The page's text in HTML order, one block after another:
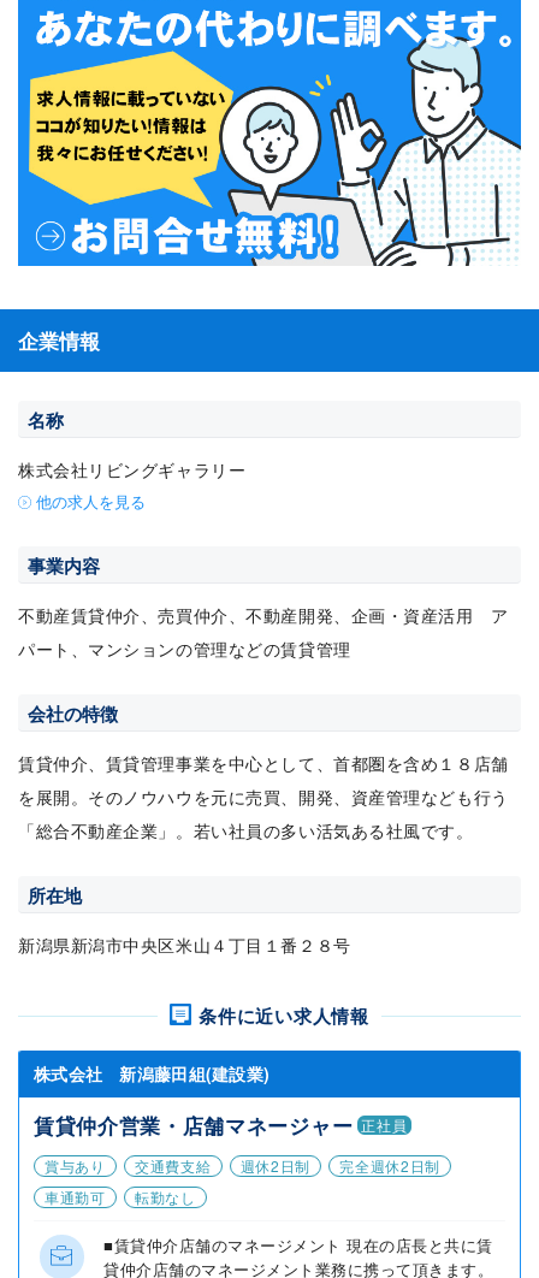
企業情報
名称
株式会社リビングギャラリー
他の求人を見る
事業内容
不動産賃貸仲介、売買仲介、不動産開発、企画・資産活用 ア
パート、マンションの管理などの賃貸管理
会社の特徴
賃貸仲介、賃貸管理事業を中心として、首都圏を含め１８店舗
を展開。そのノウハウを元に売買、開発、資産管理なども行う
「総合不動産企業」。若い社員の多い活気ある社風です。
所在地
新潟県新潟市中央区米山４丁目１番２８号
条件に近い求人情報
株式会社 新潟藤田組(建設業)
賃貸仲介営業・店舗マネージャー 正社員
賞与あり
交通費支給 週休2日制
完全週休2日制
車通勤可
転勤なし
■賃貸仲介店舗のマネージメント 現在の店長と共に賃
貸仲介店舗のマネージメント業務に携って頂きます。